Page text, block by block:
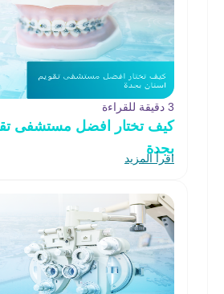
3 دقيقة للقراءة
كيف تختار افضل مستشفى
بجدة
اقرأ المزيد